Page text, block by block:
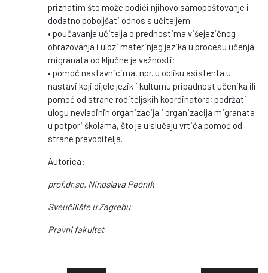
priznatim što može podići njihovo samopoštovanje i
dodatno poboljšati odnos s učiteljem
• poučavanje učitelja o prednostima višejezičnog
obrazovanja i ulozi materinjeg jezika u procesu učenja
migranata od ključne je važnosti;
• pomoć nastavnicima, npr. u obliku asistenta u
nastavi koji dijele jezik i kulturnu pripadnost učenika ili
pomoć od strane roditeljskih koordinatora; podržati
ulogu nevladinih organizacija i organizacija migranata
u potpori školama, što je u slučaju vrtića pomoć od
strane prevoditelja.
Autorica:
prof.dr.sc. Ninoslava Pećnik
Sveučilište u Zagrebu
Pravni fakultet